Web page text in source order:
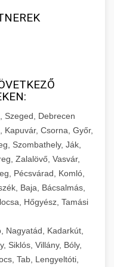
Szeged, Debrecen
Csorna, Győr,
Szombathely, Ják,
Zalalövő, Vasvár,
Pécsvárad, Komló,
Baja, Bácsalmás,
Hőgyész, Tamási
Nagyatád, Kadarkút,
Siklós, Villány, Bóly,
Tab, Lengyeltóti,